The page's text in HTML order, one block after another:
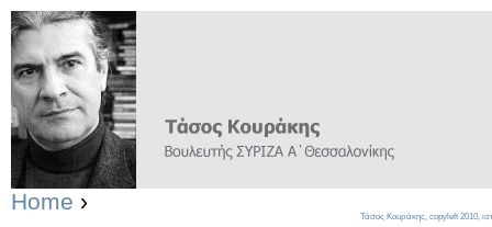
Home ›
Τάσος Κουράκης, copyleft 2010,